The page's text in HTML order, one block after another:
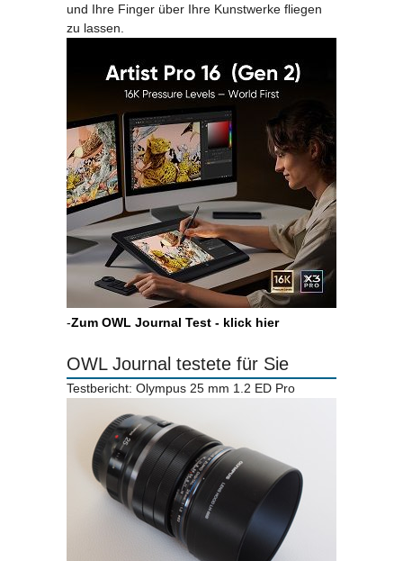
und Ihre Finger über Ihre Kunstwerke fliegen
zu lassen.
-Zum OWL Journal Test - klick hier
OWL Journal testete für Sie
Testbericht: Olympus 25 mm 1.2 ED Pro